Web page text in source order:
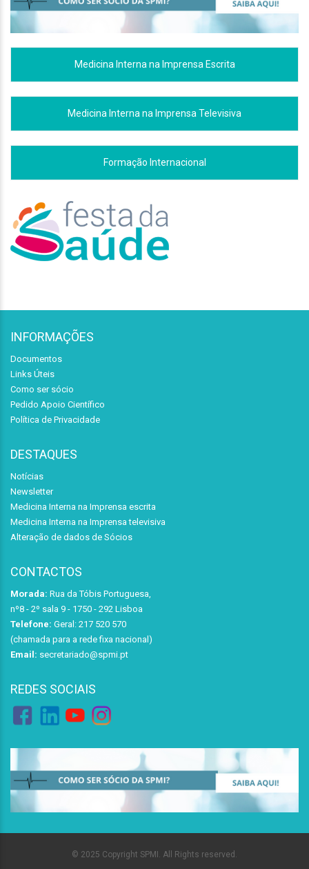
Medicina Interna na Imprensa Escrita
Medicina Interna na Imprensa Televisiva
Formação Internacional
INFORMAÇÕES
Documentos
Links Úteis
Como ser sócio
Pedido Apoio Científico
Política de Privacidade
DESTAQUES
Notícias
Newsletter
Medicina Interna na Imprensa escrita
Medicina Interna na Imprensa televisiva
Alteração de dados de Sócios
CONTACTOS
Morada: Rua da Tóbis Portuguesa,
nº8 - 2º sala 9 - 1750 - 292 Lisboa
Telefone: Geral: 217 520 570
(chamada para a rede fixa nacional)
Email: secretariado@spmi.pt
REDES SOCIAIS
© 2025 Copyright SPMI. All Rights reserved.